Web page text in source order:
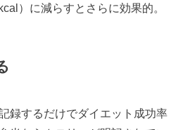
）に減らすとさらに効果的。
録するだけでダイエット成功率